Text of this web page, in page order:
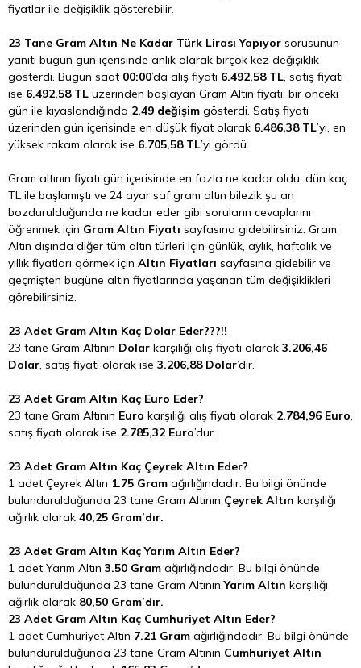
fiyatlar ile değişiklik gösterebilir.
23 Tane Gram Altın Ne Kadar Türk Lirası Yapıyor sorusunun
yanıtı bugün gün içerisinde anlık olarak birçok kez değişiklik
gösterdi. Bugün saat 00:00’da alış fiyatı 6.492,58 TL, satış fiyatı
ise 6.492,58 TL üzerinden başlayan Gram Altın fiyatı, bir önceki
gün ile kıyaslandığında 2,49 değişim gösterdi. Satış fiyatı
üzerinden gün içerisinde en düşük fiyat olarak 6.486,38 TL’yi, en
yüksek rakam olarak ise 6.705,58 TL’yi gördü.
Gram altının fiyatı gün içerisinde en fazla ne kadar oldu, dün kaç
TL ile başlamıştı ve 24 ayar saf gram altın bilezik şu an
bozdurulduğunda ne kadar eder gibi soruların cevaplarını
öğrenmek için Gram Altın Fiyatı sayfasına gidebilirsiniz. Gram
Altın dışında diğer tüm altın türleri için günlük, aylık, haftalık ve
yıllık fiyatları görmek için Altın Fiyatları sayfasına gidebilir ve
geçmişten bugüne altın fiyatlarında yaşanan tüm değişiklikleri
görebilirsiniz.
23 Adet Gram Altın Kaç Dolar Eder???!!
23 tane Gram Altının Dolar karşılığı alış fiyatı olarak 3.206,46
Dolar, satış fiyatı olarak ise 3.206,88 Dolar’dır.
23 Adet Gram Altın Kaç Euro Eder?
23 tane Gram Altının Euro karşılığı alış fiyatı olarak 2.784,96 Euro,
satış fiyatı olarak ise 2.785,32 Euro’dur.
23 Adet Gram Altın Kaç Çeyrek Altın Eder?
1 adet Çeyrek Altın 1.75 Gram ağırlığındadır. Bu bilgi önünde
bulundurulduğunda 23 tane Gram Altının Çeyrek Altın karşılığı
ağırlık olarak 40,25 Gram’dır.
23 Adet Gram Altın Kaç Yarım Altın Eder?
1 adet Yarım Altın 3.50 Gram ağırlığındadır. Bu bilgi önünde
bulundurulduğunda 23 tane Gram AltınınYarım Altın karşılığı
ağırlık olarak 80,50 Gram’dır.
23 Adet Gram Altın Kaç Cumhuriyet Altın Eder?
1 adet Cumhuriyet Altın 7.21 Gram ağırlığındadır. Bu bilgi önünde
bulundurulduğunda 23 tane Gram Altının Cumhuriyet Altın